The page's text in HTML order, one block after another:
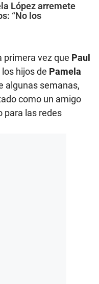
López arremete
“No los
primera vez que Paul
hijos de Pamela
algunas semanas,
como un amigo
para las redes